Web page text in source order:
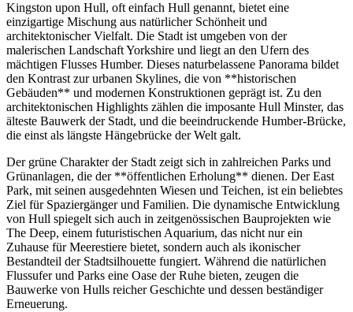
Kingston upon Hull, oft einfach Hull genannt, bietet eine
einzigartige Mischung aus natürlicher Schönheit und
architektonischer Vielfalt. Die Stadt ist umgeben von der
malerischen Landschaft Yorkshire und liegt an den Ufern des
mächtigen Flusses Humber. Dieses naturbelassene Panorama bildet
den Kontrast zur urbanen Skylines, die von **historischen
Gebäuden** und modernen Konstruktionen geprägt ist. Zu den
architektonischen Highlights zählen die imposante Hull Minster, das
älteste Bauwerk der Stadt, und die beeindruckende Humber-Brücke,
die einst als längste Hängebrücke der Welt galt.
Der grüne Charakter der Stadt zeigt sich in zahlreichen Parks und
Grünanlagen, die der **öffentlichen Erholung** dienen. Der East
Park, mit seinen ausgedehnten Wiesen und Teichen, ist ein beliebtes
Ziel für Spaziergänger und Familien. Die dynamische Entwicklung
von Hull spiegelt sich auch in zeitgenössischen Bauprojekten wie
The Deep, einem futuristischen Aquarium, das nicht nur ein
Zuhause für Meerestiere bietet, sondern auch als ikonischer
Bestandteil der Stadtsilhouette fungiert. Während die natürlichen
Flussufer und Parks eine Oase der Ruhe bieten, zeugen die
Bauwerke von Hulls reicher Geschichte und dessen beständiger
Erneuerung.